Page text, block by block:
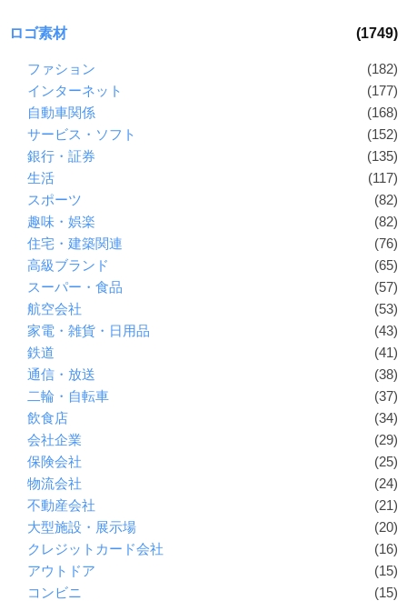
ロゴ素材 (1749)
ファション
(182)
インターネット
(177)
自動車関係
(168)
サービス・ソフト
(152)
銀行・証券
(135)
生活
(117)
スポーツ
(82)
趣味・娯楽
(82)
住宅・建築関連
(76)
高級ブランド
(65)
スーパー・食品
(57)
航空会社
(53)
家電・雑貨・日用品
(43)
鉄道
(41)
通信・放送
(38)
二輪・自転車
(37)
飲食店
(34)
会社企業
(29)
保険会社
(25)
物流会社
(24)
不動産会社
(21)
大型施設・展示場
(20)
クレジットカード会社
(16)
アウトドア
(15)
コンビニ
(15)